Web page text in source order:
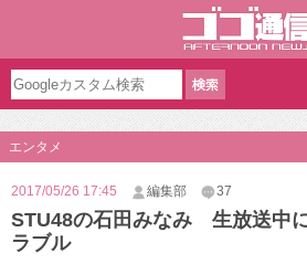
エンタメ
2017/05/26 17:45 編集部 37
STU48の石田みなみ 生放送中
ラブル